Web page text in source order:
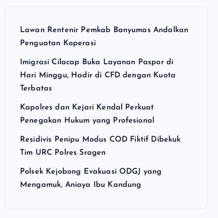
Lawan Rentenir Pemkab Banyumas Andalkan
Penguatan Koperasi
Imigrasi Cilacap Buka Layanan Paspor di
Hari Minggu, Hadir di CFD dengan Kuota
Terbatas
Kapolres dan Kejari Kendal Perkuat
Penegakan Hukum yang Profesional
Residivis Penipu Modus COD Fiktif Dibekuk
Tim URC Polres Sragen
Polsek Kejobong Evakuasi ODGJ yang
Mengamuk, Aniaya Ibu Kandung